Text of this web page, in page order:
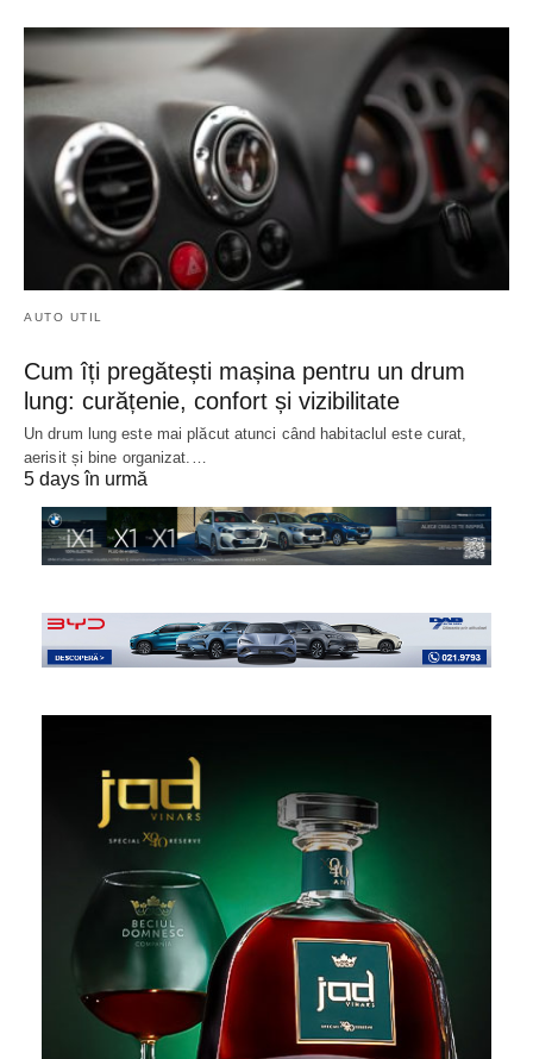
AUTO UTIL
Cum îți pregătești mașina pentru un drum
lung: curățenie, confort și vizibilitate
Un drum lung este mai plăcut atunci când habitaclul este curat,
aerisit și bine organizat.…
5 days în urmă